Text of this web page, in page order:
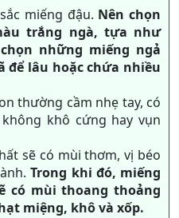
miếng đậu. Nên chọn
trắng ngà, tựa như
những miếng ngả
để lâu hoặc chứa nhiều
thường cầm nhẹ tay, có
khô cứng hay vụn
sẽ có mùi thơm, vị béo
Trong khi đó, miếng
có mùi thoang thoảng
miệng, khô và xốp.